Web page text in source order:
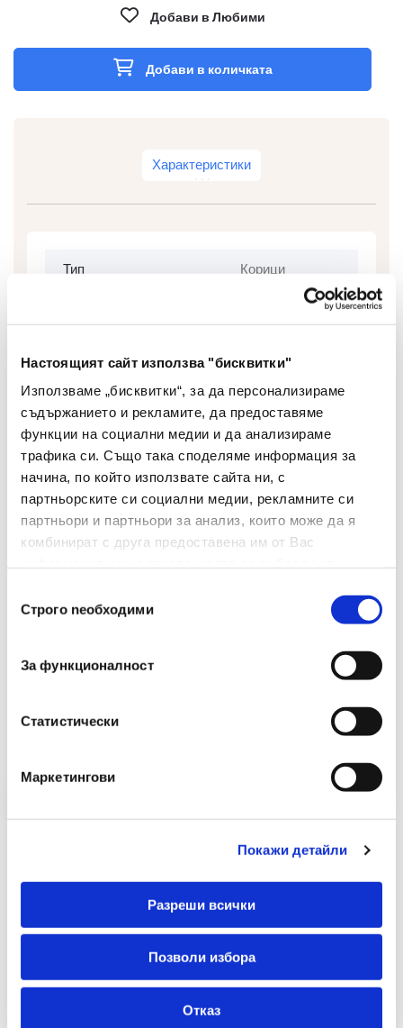
Настоящият сайт използва "бисквитки"
Използваме „бисквитки“, за да персонализираме
съдържанието и рекламите, да предоставяме
функции на социални медии и да анализираме
трафика си. Също така споделяме информация за
начина, по който използвате сайта ни, с
партньорските си социални медии, рекламните си
партньори и партньори за анализ, които може да я
комбинират с друга предоставена им от Вас
наСтрого nеобходими
За функционалност
Статистически
Маркетингови
Покажи детайли
Разреши всички
Позволи избора
Отказ
Добави в Любими
Добави в количката
Характеристики
Тип Корици
Брой В Опаковка 100
Размери(мм) 210х297
Дебелина( Μm) 200